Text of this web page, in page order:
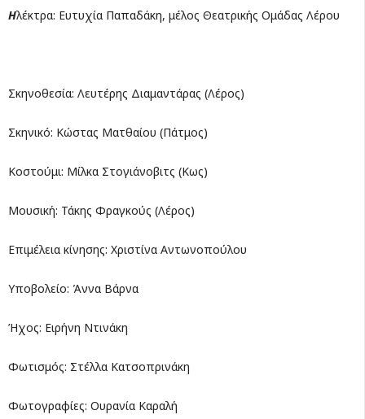
Ηλέκτρα: Ευτυχία Παπαδάκη, μέλος Θεατρικής Ομάδας Λέρου
Σκηνοθεσία: Λευτέρης Διαμαντάρας (Λέρος)
Σκηνικό: Κώστας Ματθαίου (Πάτμος)
Κοστούμι: Μίλκα Στογιάνοβιτς (Κως)
Μουσική: Τάκης Φραγκούς (Λέρος)
Επιμέλεια κίνησης: Χριστίνα Αντωνοπούλου
Υποβολείο: Άννα Βάρνα
Ήχος: Ειρήνη Ντινάκη
Φωτισμός: Στέλλα Κατσοπρινάκη
Φωτογραφίες: Ουρανία Καραλή